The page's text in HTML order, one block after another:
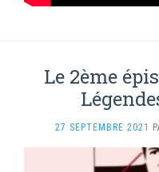
Le 2ème
27 SEPTEMBRE 2021